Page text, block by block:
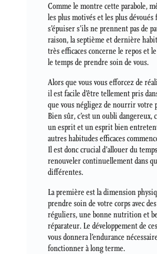
Comme le montre cette parabole,
les plus motivés et les plus
s’épuiser s’ils ne prennent pas de
raison, la septième et dernière
très efficaces concerne le repos et
le temps de prendre soin de vous.
Alors que vous vous efforcez de
il est facile d’être tellement pris
que vous négligez de nourrir votre
Bien sûr, c’est un oubli dangereux,
un esprit et un esprit bien
autres habitudes efficaces
Il est donc crucial d’allouer du
renouveler continuellement dans
différentes.
La première est la dimension
prendre soin de votre corps avec
réguliers, une bonne nutrition et
réparateur. Le développement de
vous donnera l’endurance
fonctionner à long terme.